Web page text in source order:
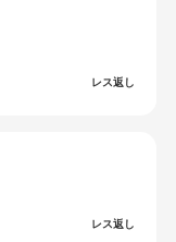
レス返し
レス返し